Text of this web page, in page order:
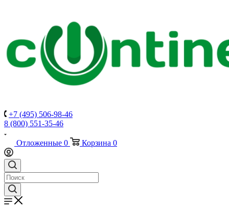
+7 (495) 506-98-46
8 (800) 551-35-46
Отложенные 0 Корзина 0